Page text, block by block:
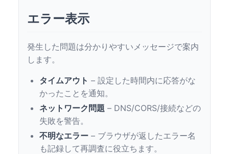
エラー表示
発生した問題は分かりやすいメッセージで案内
します。
タイムアウト – 設定した時間内に応答がな
かったことを通知。
ネットワーク問題 – DNS/CORS/接続などの
失敗を警告。
不明なエラー – ブラウザが返したエラー名
も記録して再調査に役立ちます。